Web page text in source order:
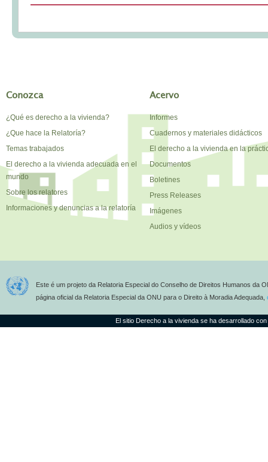
Conozca
¿Qué es derecho a la vivienda?
¿Que hace la Relatoría?
Temas trabajados
El derecho a la vivienda adecuada en el
mundo
Sobre los relatores
Informaciones y denuncias a la relatoría
Acervo
Informes
Cuadernos y materiales didácticos
El derecho a la vivienda en la
Documentos
Boletines
Press Releases
Imágenes
Audios y vídeos
Este é um projeto da Relatoria Especial do Conselho de Direitos Humanos da
página oficial da Relatoria Especial da ONU para o Direito à Moradia Adequada,
El sitio Derecho a la vivienda se ha desarrollado